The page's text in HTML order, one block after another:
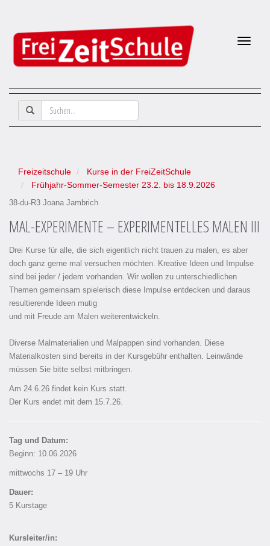
Freizeitschule
Kurse in der FreiZeitSchule
Frühjahr-Sommer-Semester 23.2. bis 18.9.2026
38-du-R3 Joana Jambrich
MAL-EXPERIMENTE – EXPERIMENTELLES MALEN III
Drei Kurse für alle, die sich eigentlich nicht trauen zu malen, es aber
doch ganz gerne mal versuchen möchten. Kreative Ideen und Impulse
sind bei jeder / jedem vorhanden. Wir wollen zu unterschiedlichen
Themen gemeinsam spielerisch diese Impulse entdecken und daraus
resultierende Ideen mutig
und mit Freude am Malen weiterentwickeln.
Diverse Malmaterialien und Malpappen sind vorhanden. Diese
Materialkosten sind bereits in der Kursgebühr enthalten. Leinwände
müssen Sie bitte selbst mitbringen.
Am 24.6.26 findet kein Kurs statt.
Der Kurs endet mit dem 15.7.26.
Tag und Datum:
Beginn: 10.06.2026
mittwochs 17 – 19 Uhr
Dauer:
5 Kurstage
Kursleiter/in: